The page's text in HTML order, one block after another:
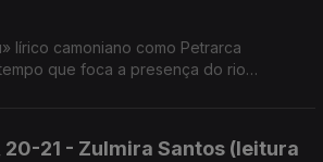
lírico camoniano como Petrarca
que foca a presença do rio
20-21 - Zulmira Santos (leitura